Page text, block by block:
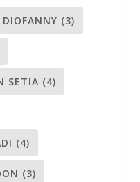
DIOFANNY (3)
SETIA (4)
(4)
(3)